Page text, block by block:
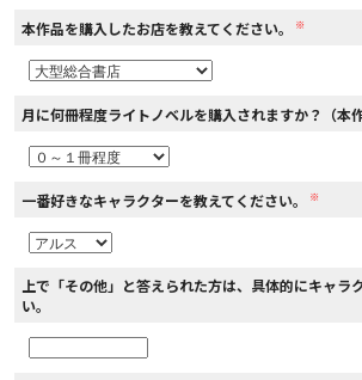
本作品を購入したお店を教えてください。 ※
月に何冊程度ライトノベルを購入されますか？（本
一番好きなキャラクターを教えてください。 ※
上で「その他」と答えられた方は、具体的にキャラ
い。